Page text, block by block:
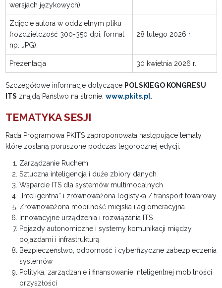
wersjach językowych)
Zdjęcie autora w oddzielnym pliku
(rozdzielczość 300-350 dpi, format
np. JPG).
28 lutego 2026 r.
Prezentacja 30 kwietnia 2026 r.
Szczegółowe informacje dotyczące POLSKIEGO KONGRESU
ITS znajdą Państwo na stronie: www.pkits.pl.
TEMATYKA SESJI
Rada Programowa PKITS zaproponowała następujące tematy,
które zostaną poruszone podczas tegorocznej edycji:
Zarządzanie Ruchem
Sztuczna inteligencja i duże zbiory danych
Wsparcie ITS dla systemów multimodalnych
„Inteligentna” i zrównoważona logistyka / transport towarowy
Zrównoważona mobilność miejska i aglomeracyjna
Innowacyjne urządzenia i rozwiązania ITS
Pojazdy autonomiczne i systemy komunikacji między
pojazdami i infrastrukturą
Bezpieczeństwo, odporność i cyberfizyczne zabezpieczenia
systemów
Polityka, zarządzanie i finansowanie inteligentnej mobilności
przyszłości